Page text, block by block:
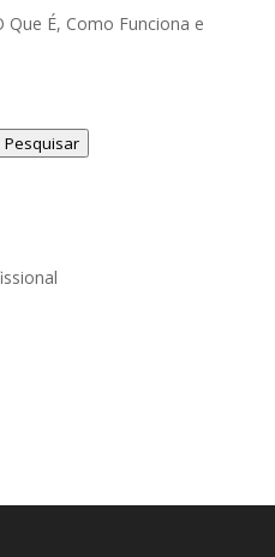
Que É, Como Funciona e
Pesquisar